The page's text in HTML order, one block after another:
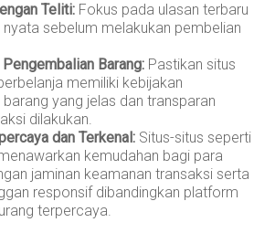
Teliti: Fokus pada ulasan terbaru
nyata sebelum melakukan pembelian
Barang: Pastikan situs
memiliki kebijakan
yang jelas dan transparan
dilakukan.
dan Terkenal: Situs-situs seperti
kemudahan bagi para
jaminan keamanan transaksi serta
responsif dibandingkan platform
terpercaya.